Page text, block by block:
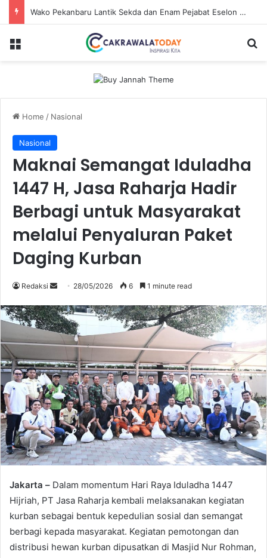
Wako Pekanbaru Lantik Sekda dan Enam Pejabat Eselon Lainnya
Menu
Home / Nasional
Nasional
Maknai Semangat Iduladha
1447 H, Jasa Raharja Hadir
Berbagi untuk Masyarakat
melalui Penyaluran Paket
Daging Kurban
Redaksi
Send
email
28/05/2026 6 1 minute read
Jakarta – Dalam momentum Hari Raya Iduladha 1447
Hijriah, PT Jasa Raharja kembali melaksanakan kegiatan
kurban sebagai bentuk kepedulian sosial dan semangat
berbagi kepada masyarakat. Kegiatan pemotongan dan
distribusi hewan kurban dipusatkan di Masjid Nur Rohman,